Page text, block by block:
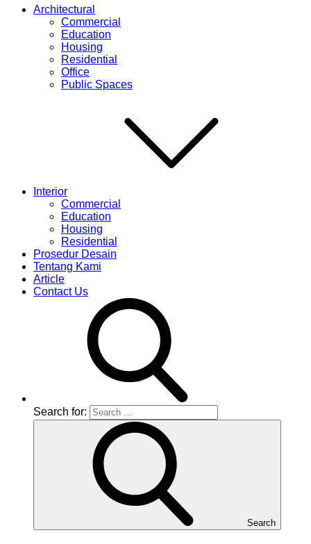
Architectural
Commercial
Education
Housing
Residential
Office
Public Spaces
Interior
Commercial
Education
Housing
Residential
Prosedur Desain
Tentang Kami
Article
Contact Us
Search for:
Search